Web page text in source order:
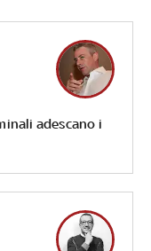
adescano i